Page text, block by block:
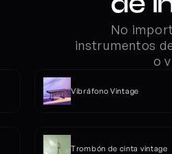
No
instrumentos
o
Vibráfono Vintage
Trombón de cinta vintage